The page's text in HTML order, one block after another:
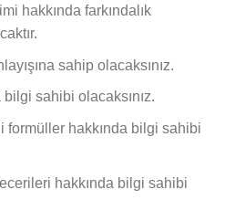
hakkında farkındalık
sahip olacaksınız.
sahibi olacaksınız.
formüller hakkında bilgi sahibi
hakkında bilgi sahibi